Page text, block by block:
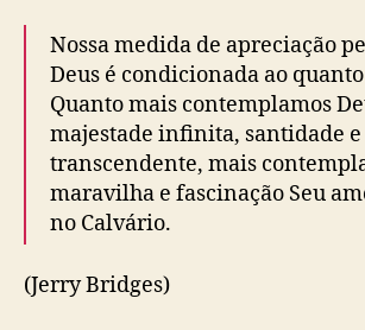
Nossa medida de apreciação
Deus é condicionada ao
Quanto mais contemplamos
majestade infinita, santidade
transcendente, mais
maravilha e fascinação Seu
no Calvário.
(Jerry Bridges)